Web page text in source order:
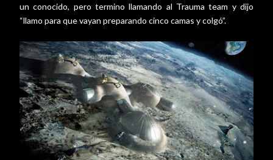
un conocido, pero termino llamando al Trauma team y dijo
“llamo para que vayan preparando cinco camas y colgó”.